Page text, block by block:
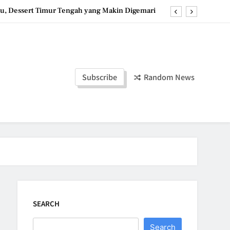
Dessert Timur Tengah yang Makin Digemari
Bites: Camilan Beku Pisang yang Praktis
Yogurt: Dessert Dingin yang Menyegarkan
Subscribe Random News
SEARCH
Search